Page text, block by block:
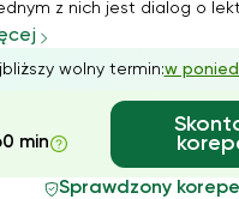
z nich jest dialog o
w taki sposób, aby
problematyki utworu,
gotowe interp...
wolny termin:w
min
Sprawdzony